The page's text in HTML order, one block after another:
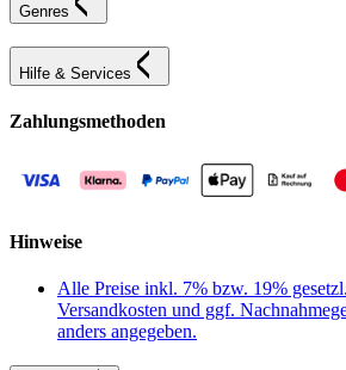
Genres
Hilfe & Services
Zahlungsmethoden
Hinweise
Alle Preise inkl. 7% bzw. 19%
Versandkosten und ggf.
anders angegeben.